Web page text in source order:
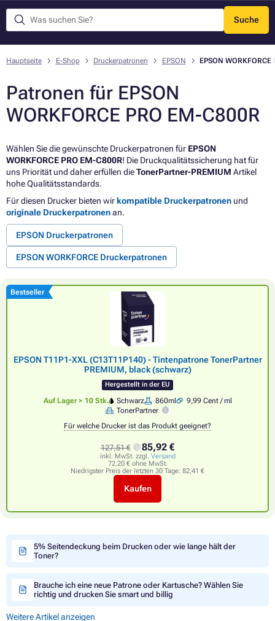
Suche
Menü
Hauptseite E-Shop Druckerpatronen EPSON EPSON WORKFORCE
Patronen für EPSON
WORKFORCE PRO EM-C800R
Wählen Sie die gewünschte Druckerpatronen für EPSON
WORKFORCE PRO EM-C800R! Die Druckqualitätssicherung hat für
uns Priorität und daher erfüllen dieTonerPartner-PREMIUM Artikel
hohe Qualitätsstandards.
Für diesen Drucker bieten wir kompatible Druckerpatronen und
originale Druckerpatronenan.
EPSON Druckerpatronen
EPSON WORKFORCE Druckerpatronen
Bestseller
EPSON T11P1-XXL (C13T11P140) - Tintenpatrone TonerPartner
PREMIUM, black (schwarz)
Hergestellt in der EU
Auf Lager > 10 Stk. Schwarz 860ml
9,99 Cent / ml
TonerPartner
Für welche Drucker ist das Produkt geeignet?
127,51 € 85,92 €
inkl. MwSt. zzgl. Versand
72,20 € ohne MwSt.
Niedrigster Preis der letzten 30 Tage: 82,41 €
Kaufen
5% Seitendeckung beim Drucken oder wie lange hält der
Toner?
Brauche ich eine neue Patrone oder Kartusche? Wählen Sie
richtig und drucken Sie smart und billig
Weitere Artikel anzeigen